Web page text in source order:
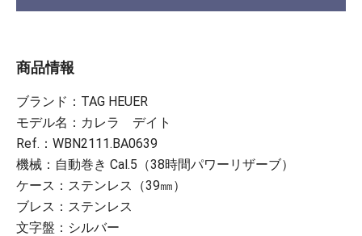
商品情報
ブランド：TAG HEUER
モデル名：カレラ デイト
Ref.：WBN2111.BA0639
機械：自動巻き Cal.5（38時間パワーリザーブ）
ケース：ステンレス（39㎜）
ブレス：ステンレス
文字盤：シルバー